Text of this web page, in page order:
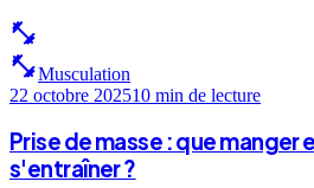
fitness_center
fitness_centerMusculation
22 octobre 202510 min de lecture
Prise de masse : que manger
s'entraîner ?